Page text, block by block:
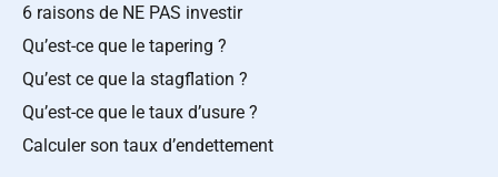
6 raisons de NE PAS investir
Qu’est-ce que le tapering ?
Qu’est ce que la stagflation ?
Qu’est-ce que le taux d’usure ?
Calculer son taux d’endettement